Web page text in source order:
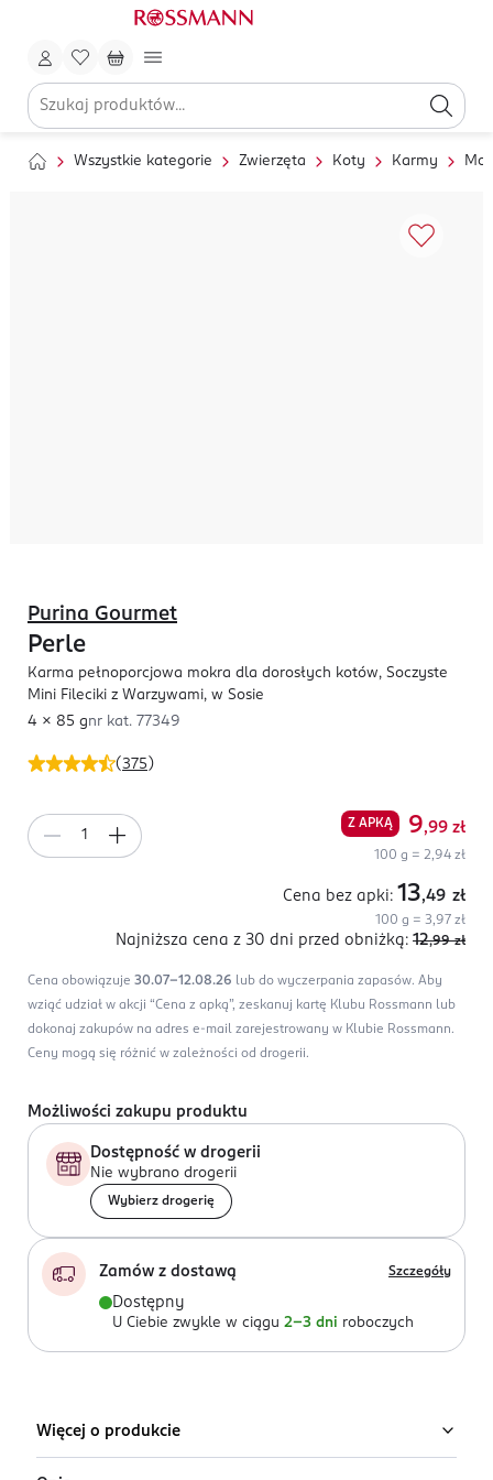
Wszystkie kategorie Zwierzęta Koty Karmy
(375 )
Purina Gourmet
Perle
Karma pełnoporcjowa mokra dla dorosłych kotów, Soczyste
Mini Fileciki z Warzywami, w Sosie
4 x 85 gnr kat. 77349
Z APKĄ 9,99 zł
100 g = 2,94 zł
Cena bez apki: 13,49 zł
100 g = 3,97 zł
Najniższa cena z 30 dni przed obniżką: 12,99 zł
Cena obowiązuje 30.07-12.08.26 lub do wyczerpania zapasów. Aby
wziąć udział w akcji “Cena z apką”, zeskanuj kartę Klubu Rossmann lub
dokonaj zakupów na adres e-mail zarejestrowany w Klubie Rossmann.
Ceny mogą się różnić w zależności od drogerii.
Możliwości zakupu produktu
Dostępność w drogerii
Nie wybrano drogerii
Wybierz drogerię
Zamów z dostawą Szczegóły
Dostępny
U Ciebie zwykle w ciągu 2-3 dni roboczych
Więcej o produkcie